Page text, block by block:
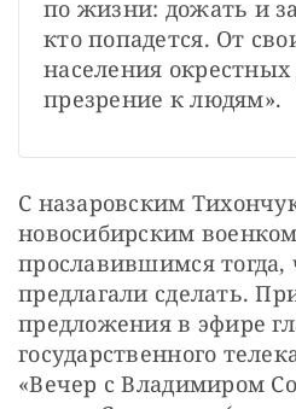
по жизни: дожать и
кто попадется. От
населения
презрение к людям».
С назаровским
новосибирским
прославившимся тогда,
предлагали сделать.
предложения в эфире
государственного
«Вечер с Владимиром